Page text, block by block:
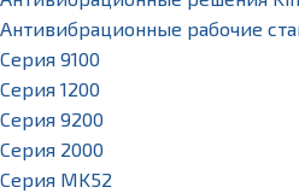
Антивибрационные рабочие
Серия 9100
Серия 1200
Серия 9200
Серия 2000
Серия MK52